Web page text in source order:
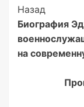
Post
Назад
Биография
на